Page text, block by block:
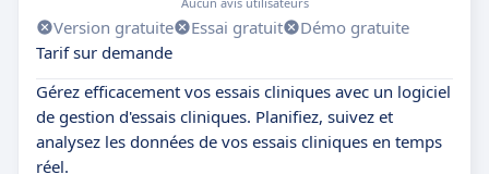
Version gratuite Essai gratuit
Démo gratuite
Tarif sur demande
Gérez efficacement vos essais cliniques avec un logiciel
de gestion d'essais cliniques. Planifiez, suivez et
analysez les données de vos essais cliniques en temps
réel.